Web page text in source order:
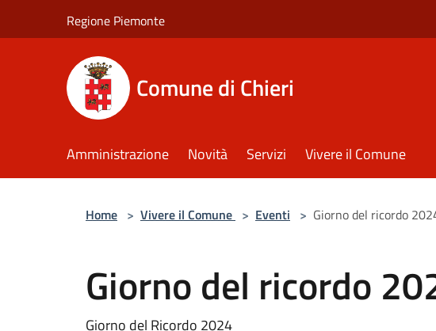
Regione Piemonte
Comune di Chieri
Amministrazione Novità Servizi Vivere il Comune
Home > Vivere il Comune > Eventi > Giorno del ricordo
Giorno del ricordo
Giorno del Ricordo 2024